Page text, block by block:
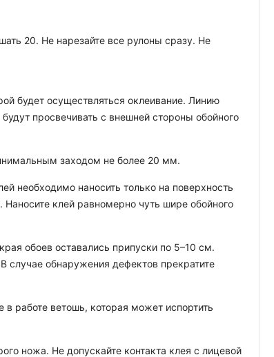
20. Не нарезайте все рулоны сразу. Не
будет осуществляться оклеивание. Линию
просвечивать с внешней стороны обойного
заходом не более 20 мм.
необходимо наносить только на поверхность
клей равномерно чуть шире обойного
обоев оставались припуски по 5–10 см.
случае обнаружения дефектов прекратите
работе ветошь, которая может испортить
ножа. Не допускайте контакта клея с лицевой